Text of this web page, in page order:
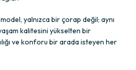
yalnızca bir çorap değil; aynı
kalitesini yükselten bir
ve konforu bir arada isteyen her